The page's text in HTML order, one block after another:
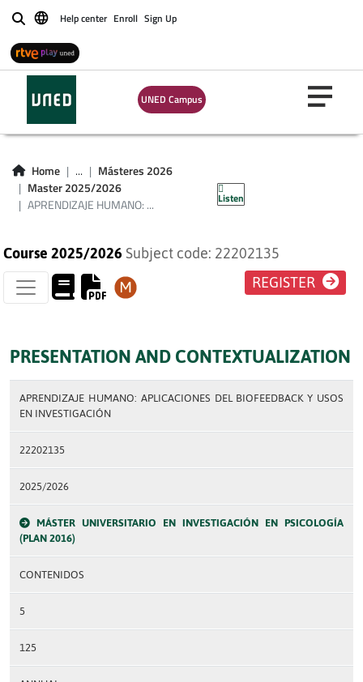
BuscarHelp center Enroll Sign Up
UNED Campus
Home ...
Másteres 2026
Master 2025/2026
APRENDIZAJE HUMANO: ...
Listen
HUMANO:
APLICACIONES DEL
BIOFEEDBACK Y
USOS EN
INVESTIGACIÓN
Course 2025/2026 Subject code: 22202135
REGISTER
PRESENTATION AND CONTEXTUALIZATION
APRENDIZAJE HUMANO: APLICACIONES DEL BIOFEEDBACK Y USOS
EN INVESTIGACIÓN
22202135
2025/2026
MÁSTER UNIVERSITARIO EN INVESTIGACIÓN EN PSICOLOGÍA
(PLAN 2016)
CONTENIDOS
5
125